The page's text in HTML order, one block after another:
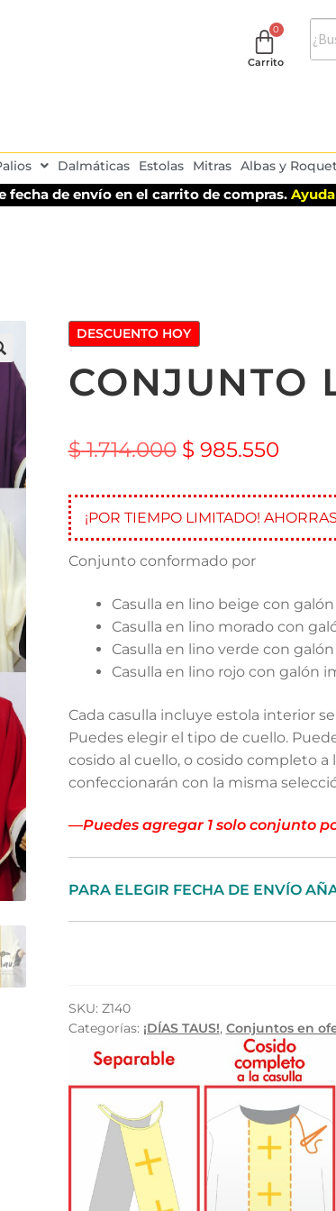
Carrito
Dalmáticas Estolas Mitras Albas y
fecha de envío en el carrito de compras.
DESCUENTO HOY
CONJUNTO
$1.714.000 $ 985.550
¡POR TIEMPO LIMITADO!
Conjunto conformado por
Casulla en lino beige con
Casulla en lino morado con
Casulla en lino verde con
Casulla en lino rojo con galón
Cada casulla incluye estola interior
Puedes elegir el tipo de cuello.
cosido al cuello, o cosido completo a
confeccionarán con la misma
—Puedes agregar 1 solo conjunto
PARA ELEGIR FECHA DE ENVÍO
SKU: Z140
Categorías: ¡DÍAS TAUS!, Conjuntos en